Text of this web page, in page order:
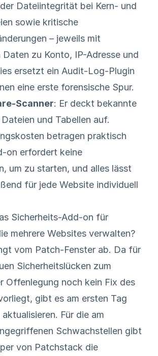
Dateiintegrität bei Kern- und
sowie kritische
– jeweils mit
Daten zu Konto, IP-Adresse und
ersetzt ein Audit-Log-Plugin
eine erste forensische Spur.
Scanner: Er deckt bekannte
und Tabellen auf.
betragen praktisch
on erfordert keine
um zu starten, und alles lässt
für jede Website individuell
Sicherheits-Add-on für
mehrere Websites verwalten?
vom Patch-Fenster ab. Da für
Sicherheitslücken zum
Offenlegung noch kein Fix des
gibt es am ersten Tag
Für die am
Schwachstellen gibt
von Patchstack die